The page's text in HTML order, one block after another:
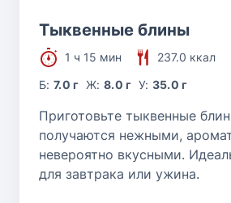
Тыквенные блины
1 ч 15 мин
237.0 ккал
Б:7.0 г Ж: 8.0 г У: 35.0 г
Приготовьте тыквенные
получаются нежными,
невероятно вкусными.
для завтрака или ужина.